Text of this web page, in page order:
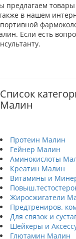
предлагаем
в нашем
Если есть
Список
Малин
Протеин Малин
Гейнер Малин
Аминокислоты
Креатин Малин
Витамины и
Жиросжигатели
Предтрениров.
Для связок и
Шейкеры и
Глютамин Малин